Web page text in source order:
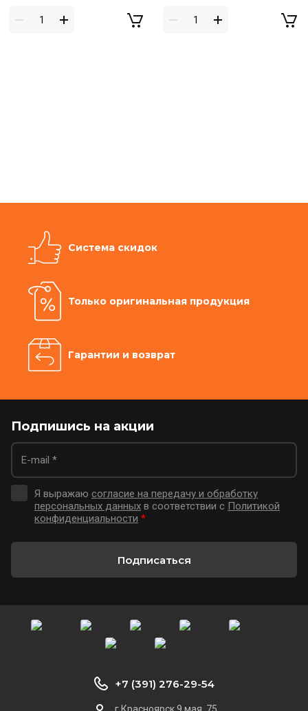
Система скидок
Только оригинальная продукция
Гарантии и возврат
Подпишись на акции
Я выражаю согласие на передачу и обработку
персональных данных в соответствии с Политикой
конфиденциальности *
Подписаться
+7 (391) 276-29-54